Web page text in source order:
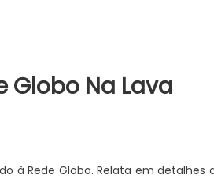
Globo Na Lava
à Rede Globo. Relata em detalhes